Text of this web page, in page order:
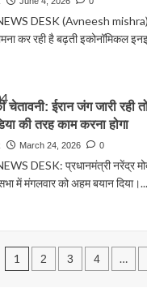
DESK (Avneesh
कर रही है बढ़ती इकोनॉमिकल
चेतावनी: ईरान जंग जारी रही
की तरह काम करना होगा
March 24, 2026 0
DESK: प्रधानमंत्री नरेंद्र
में मंगलवार को अहम बयान दिया।...
Posts
1 2 3 4 …